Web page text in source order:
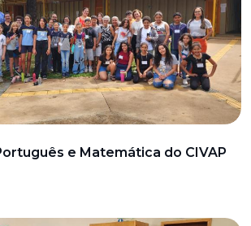
e Matemática do CIVAP